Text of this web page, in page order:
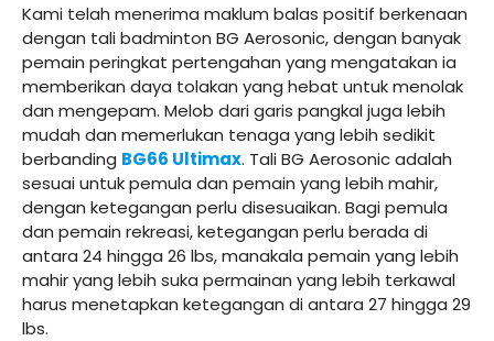
Kami telah menerima maklum balas positif berkenaan
dengan tali badminton BG Aerosonic, dengan banyak
pemain peringkat pertengahan yang mengatakan ia
memberikan daya tolakan yang hebat untuk menolak
dan mengepam. Melob dari garis pangkal juga lebih
mudah dan memerlukan tenaga yang lebih sedikit
berbanding BG66 Ultimax. Tali BG Aerosonic adalah
sesuai untuk pemula dan pemain yang lebih mahir,
dengan ketegangan perlu disesuaikan. Bagi pemula
dan pemain rekreasi, ketegangan perlu berada di
antara 24 hingga 26 lbs, manakala pemain yang lebih
mahir yang lebih suka permainan yang lebih terkawal
harus menetapkan ketegangan di antara 27 hingga 29
lbs.